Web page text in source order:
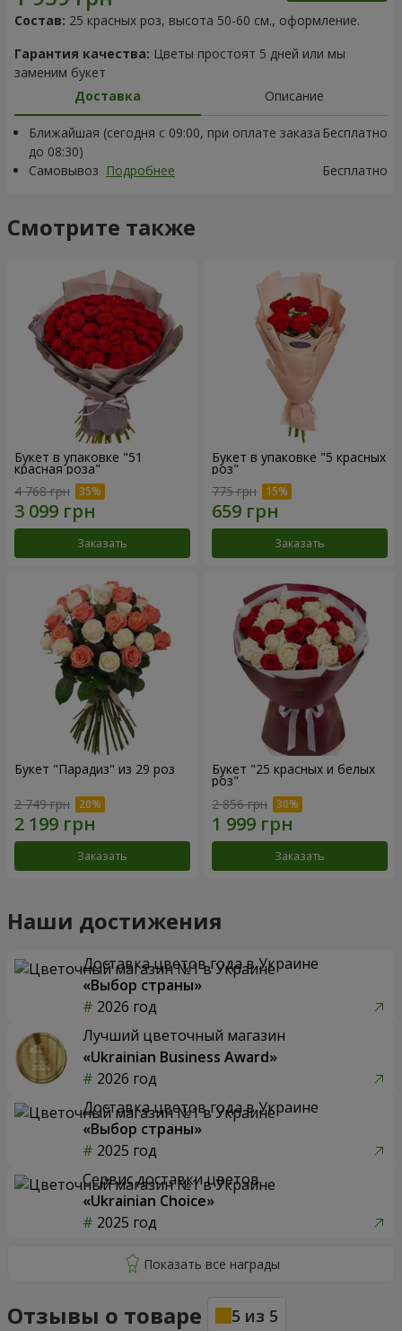
Состав: 25 красных роз, высота 50-60 см., оформление.
Гарантия качества: Цветы простоят 5 дней или мы
заменим букет
Доставка
Описание
Ближайшая (сегодня с 09:00, при оплате заказа
до 08:30)
Бесплатно
Самовывоз Подробнее Бесплатно
Смотрите также
Букет в упаковке "51
красная роза"
4 768 грн
Заказать
Букет в упаковке "5 красных
роз"
775 грн
Заказать
Букет "Парадиз" из 29 роз
2 749 грн
Заказать
Букет "25 красных и белых
роз"
2 856 грн
Заказать
Наши достижения
Доставка цветов года в Украине
«Выбор страны»
2026 год
Лучший цветочный магазин
«Ukrainian Business Award»
2026 год
Доставка цветов года в Украине
«Выбор страны»
2025 год
Сервис доставки цветов
«Ukrainian Choice»
2025 год
Отзывы о товаре 5 из 5